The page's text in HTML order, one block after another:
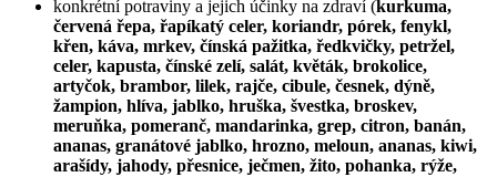
konkrétní potraviny a jejich účinky na zdraví (kurkuma,
červená řepa, řapíkatý celer, koriandr, pórek, fenykl,
křen, káva, mrkev, čínská pažitka, ředkvičky, petržel,
celer, kapusta, čínské zelí, salát, květák, brokolice,
artyčok, brambor, lilek, rajče, cibule, česnek, dýně,
žampion, hlíva, jablko, hruška, švestka, broskev,
meruňka, pomeranč, mandarinka, grep, citron, banán,
ananas, granátové jablko, hrozno, meloun, ananas, kiwi,
arašídy, jahody, přesnice, ječmen, žito, pohanka, rýže,